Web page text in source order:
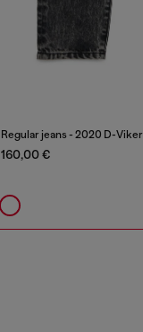
Regular jeans - 2020 D-Viker
160,00 €